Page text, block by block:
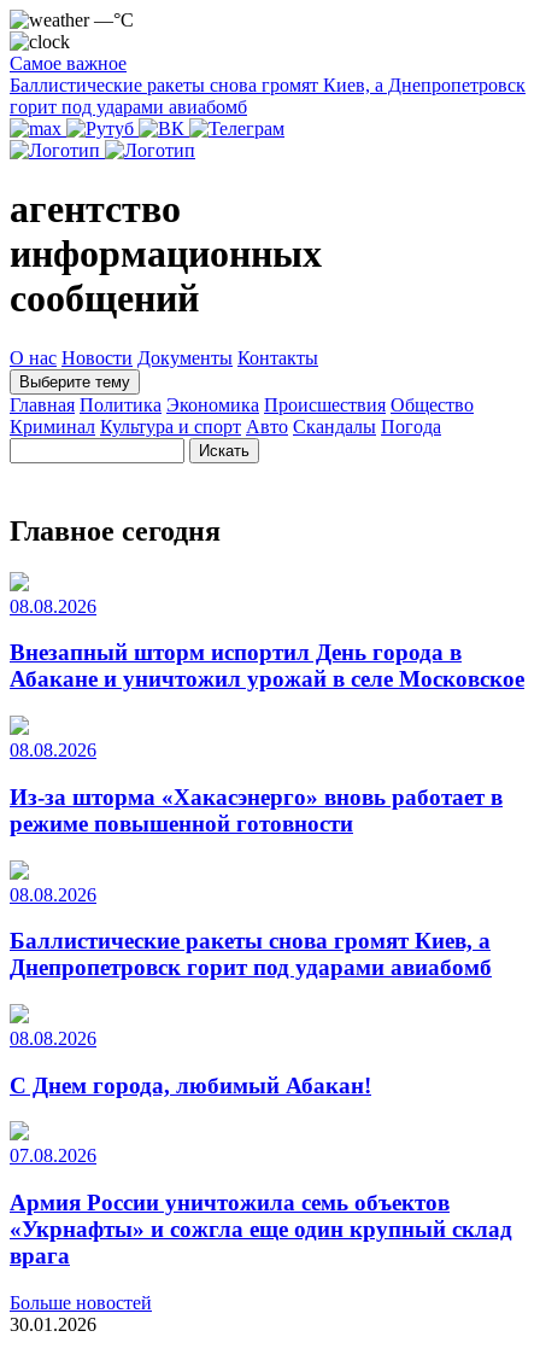
—°C
Самое важное
Баллистические ракеты снова громят Киев, а Днепропетровск
горит под ударами авиабомб
агентство
информационных
сообщений
О нас Новости Документы Контакты
Выберите тему
Главная Политика Экономика Происшествия Общество
Криминал Культура и спорт Авто Скандалы Погода
Главное сегодня
08.08.2026
Внезапный шторм испортил День города в
Абакане и уничтожил урожай в селе Московское
08.08.2026
Из-за шторма «Хакасэнерго» вновь работает в
режиме повышенной готовности
08.08.2026
Баллистические ракеты снова громят Киев, а
Днепропетровск горит под ударами авиабомб
08.08.2026
С Днем города, любимый Абакан!
07.08.2026
Армия России уничтожила семь объектов
«Укрнафты» и сожгла еще один крупный склад
врага
Больше новостей
30.01.2026